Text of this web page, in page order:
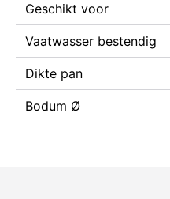
Geschikt voor
Vaatwasser bestendig
Dikte pan
Bodum Ø